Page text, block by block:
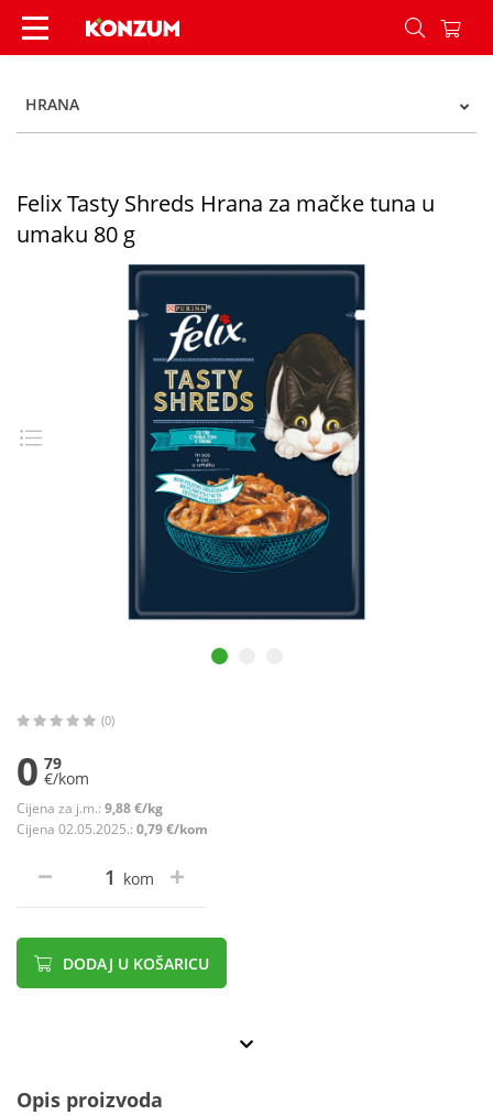
Felix Tasty Shreds Hrana za mačke tuna u
HRANA
Felix Tasty Shreds Hrana za mačke tuna u
umaku 80 g
(0)
0 79
€/kom
Cijena za j.m.: 9,88 €/kg
Cijena 02.05.2025.: 0,79 €/kom
kom
DODAJ U KOŠARICU
Opis proizvoda